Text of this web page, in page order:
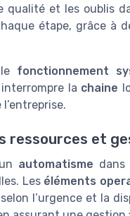
qualité et les oublis
étape, grâce à
fonctionnement
la chaine
ressources et
automatisme dans
Les éléments
l’urgence et la